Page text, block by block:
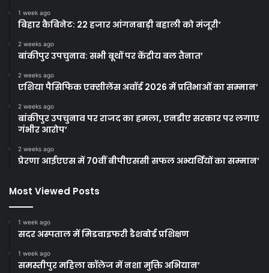
1 week ago
बिहार कैबिनेट: 22 हजार आंगनबाड़ी बहाली को मंजूरी’
2 weeks ago
बांकीपुर उपचुनाव: सभी बूथों पर केंद्रीय बल तैनात’
2 weeks ago
एशिया पैसिफिक एक्सीलेंस अवॉर्ड 2026 में प्रतिभाओं का सम्मान’
2 weeks ago
बांकीपुर उपचुनाव पर राजद का हमला, एनडीए सरकार पर लगाए
गंभीर आरोप’
2 weeks ago
प्रेरणा आईएएस में 70वीं बीपीएससी सफल अभ्यर्थियों का सम्मान’
Most Viewed Posts
1 week ago
सदर अस्पताल में मिडवाइफरी डैशबोर्ड प्रशिक्षण
1 week ago
समस्तीपुर महिला कॉलेज में नशा मुक्ति अभियान’